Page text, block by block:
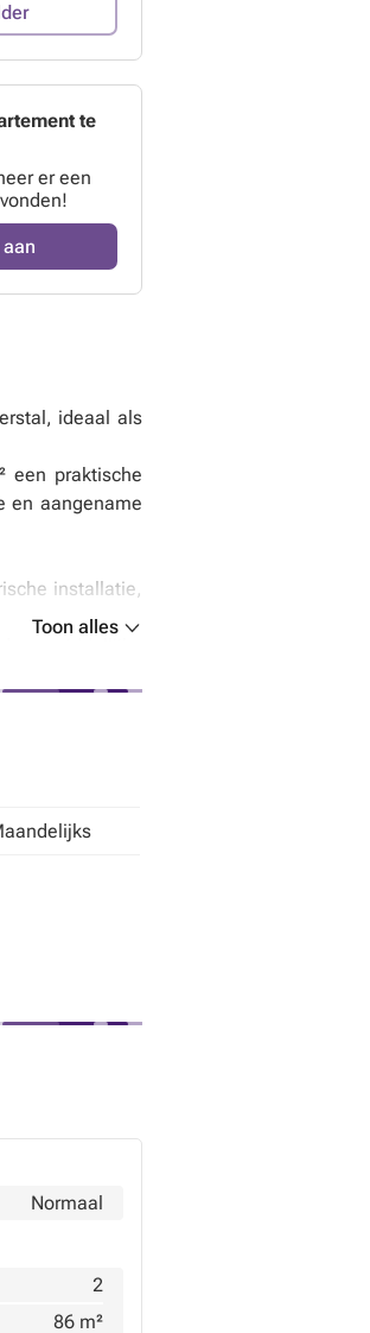
te
er een
ideaal als
een praktische
en aangename
installatie,
bod te
Toon alles
Normaal
2
86 m²